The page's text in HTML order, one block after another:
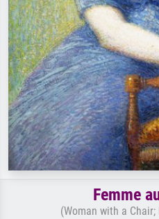
Femme
(Woman with a